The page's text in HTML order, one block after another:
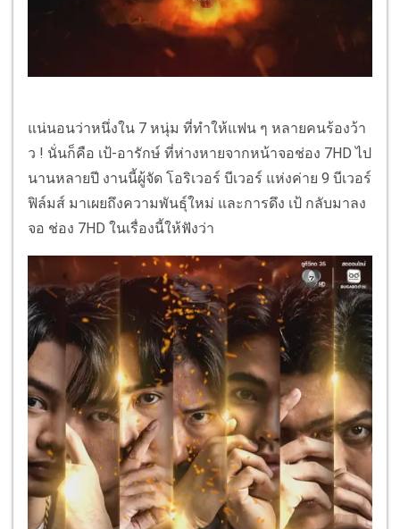
แน่นอนว่าหนึ่งใน 7 หนุ่ม ที่ทำให้แฟน ๆ หลายคนร้องว้า
ว ! นั่นก็คือ เป้-อารักษ์ ที่ห่างหายจากหน้าจอช่อง 7HD ไป
นานหลายปี งานนี้ผู้จัด โอริเวอร์ บีเวอร์ แห่งค่าย 9 บีเวอร์
ฟิล์มส์ มาเผยถึงความพันธุ์ใหม่ และการดึง เป้ กลับมาลง
จอ ช่อง 7HD ในเรื่องนี้ให้ฟังว่า